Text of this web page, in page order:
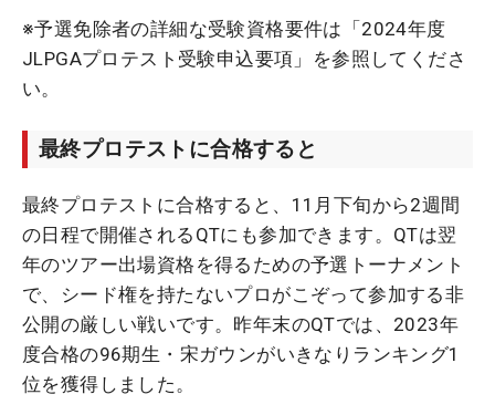
※予選免除者の詳細な受験資格要件は「2024年度
JLPGAプロテスト受験申込要項」を参照してくださ
い。
最終プロテストに合格すると
最終プロテストに合格すると、11月下旬から2週間
の日程で開催されるQTにも参加できます。QTは翌
年のツアー出場資格を得るための予選トーナメント
で、シード権を持たないプロがこぞって参加する非
公開の厳しい戦いです。昨年末のQTでは、2023年
度合格の96期生・宋ガウンがいきなりランキング1
位を獲得しました。